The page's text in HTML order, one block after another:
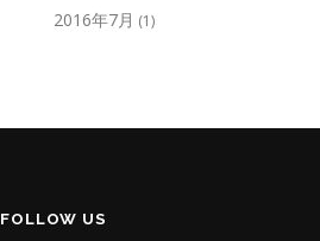
2016年7月 (1)
FOLLOW US